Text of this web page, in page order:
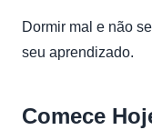
Dormir mal e não
seu aprendizado.
Comece